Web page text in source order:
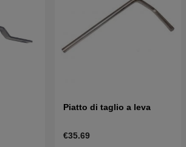
Piatto di taglio a leva
€35.69